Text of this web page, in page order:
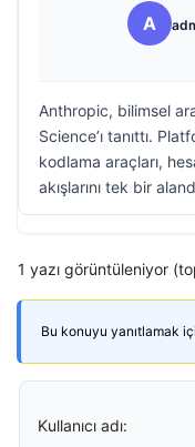
A
Anthropic, bilimsel
Science’ı tanıttı.
kodlama araçları,
akışlarını tek bir
1 yazı görüntüleniyor
Bu konuyu yanıtlamak
Kullanıcı adı: